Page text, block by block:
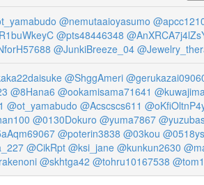
@nemutaaioyasumo
@pts48446348
@JunkiBreeze_04
@ShggAmeri
@8Hana6 @ookamisama71641
@ot_yamabudo @Acscscs611
@0130Dokuro @yuma7867
@poterin3838 @03kou
@CikRpt @ksi_jane @kunkun2630
@skhtga42 @tohru10167538